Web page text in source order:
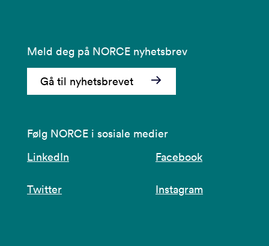
Meld deg på NORCE nyhetsbrev
Gå til nyhetsbrevet
Følg NORCE i sosiale medier
LinkedIn
Facebook
Twitter Instagram